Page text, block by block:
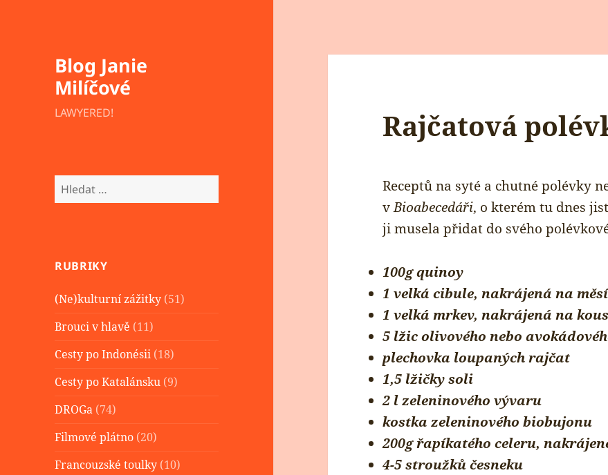
Blog Janie
Milíčové
LAWYERED!
Vyhledávání
RUBRIKY
(Ne)kulturní zážitky (51)
Brouci v hlavě (11)
Cesty po Indonésii (18)
Cesty po Katalánsku (9)
DROGa (74)
Filmové plátno (20)
Francouzské toulky (10)
Rajčatová
Receptů na syté a chutné polévky
vBioabecedáři, o kterém tu dnes
ji musela přidat do svého
100g quinoy
1 velká cibule, nakrájená na
1 velká mrkev, nakrájená na
5 lžic olivového nebo
plechovka loupaných rajčat
1,5 lžičky soli
2 l zeleninového vývaru
kostka zeleninového biobujonu
200g řapíkatého celeru,
4-5 stroužků česneku